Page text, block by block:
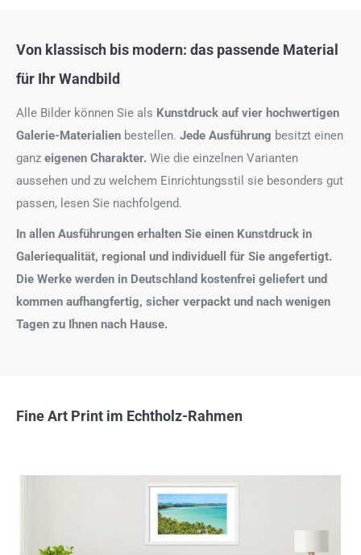
Von klassisch bis modern: das passende Material
für Ihr Wandbild
Alle Bilder können Sie als Kunstdruck auf vier hochwertigen
Galerie-Materialien bestellen. Jede Ausführung besitzt einen
ganz eigenen Charakter. Wie die einzelnen Varianten
aussehen und zu welchem Einrichtungsstil sie besonders gut
passen, lesen Sie nachfolgend.
In allen Ausführungen erhalten Sie einen Kunstdruck in
Galeriequalität, regional und individuell für Sie angefertigt.
Die Werke werden in Deutschland kostenfrei geliefert und
kommen aufhangfertig, sicher verpackt und nach wenigen
Tagen zu Ihnen nach Hause.
Fine Art Print im Echtholz-Rahmen